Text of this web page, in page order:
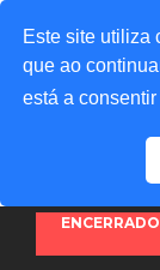
Este site utiliza
que ao
está a